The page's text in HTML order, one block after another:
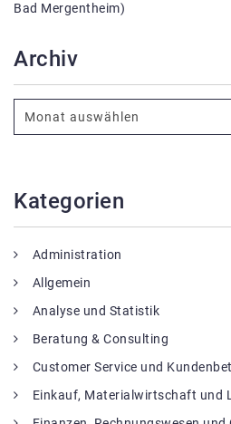
Bad Mergentheim)
Archiv
Kategorien
Administration
Allgemein
Analyse und Statistik
Beratung & Consulting
Customer Service und
Einkauf, Materialwirtschaft und